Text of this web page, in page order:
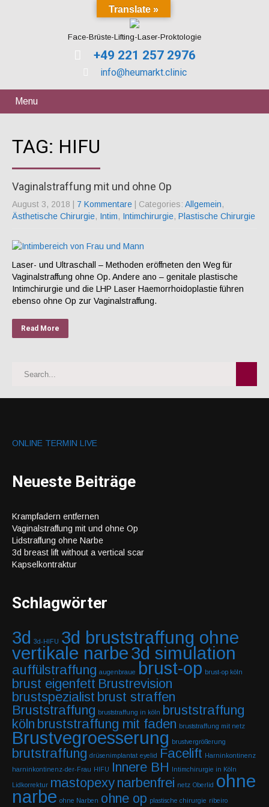
Face-Brüste-Lifting-Laser-Proktologie
+49 221 257 2976
info@heumarkt.clinic
Menu
TAG: HIFU
Vaginalstraffung mit und ohne Op
August 3, 2018 7 Kommentare | Categories: Allgemein,
Ästhetische Chirurgie, Intim, Intimchirurgie, Plastische Chirurgie
Laser- und Ultraschall – Methoden eröffneten den Weg für
Vaginalstraffung ohne Op. Andere ano – genitale plastische
Intimchirurgie und die LHP Laser Haemorrhoidoplastie führen
ebenso ohne Op zur Vaginalstraffung.
Read More
ONLINE TERMIN LIVE
Neueste Beiträge
Krampfadern entfernen
Vaginalstraffung mit und ohne Op
Lidstraffung ohne Narbe
3d breast lift without a vertical scar
Kapselkontraktur
Schlagwörter
3d 3d-HIFU 3d bruststraffung ohne
vertikale narbe3d simulation
auffülstraffung augenbraue brust-op brust-op köln
brust eigenfett Brustrevision
brustspezialist brust straffen
Bruststraffung bruststraffung in köln bruststraffung
köln bruststraffung mit faden bruststraffung mit netz
Brustvegroesserung brustvergrößerung
brutstraffung drüsenimplantat eyelid Facelift Harninkontinenz
harninkontinenz-der-Frau HIFU Innere BH Intimchirurgie in Köln
Lidkorrektur mastopexy narbenfrei netz Oberlid ohne
narbe ohne Narben ohne op plastische chirurgie ribeiro
Translate »